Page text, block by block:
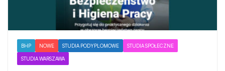
BHP NOWE STUDIA PODYPLOMOWE STUDIA SPOŁECZNE
STUDIA WARSZAWA